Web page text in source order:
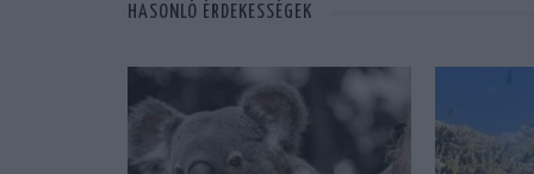
HASONLÓ ÉRDEKESSÉGEK